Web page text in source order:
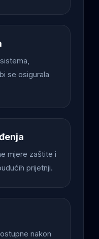
se osigurala
mjere zaštite i
prijetnji.
nakon